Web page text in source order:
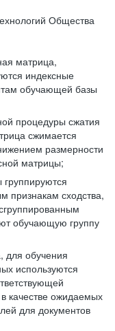
Общества
матрица,
индексные
обучающей базы
процедуры сжатия
сжимается
размерности
матрицы;
признакам сходства,
обучающую группу
обучения
используются
качестве ожидаемых
для документов